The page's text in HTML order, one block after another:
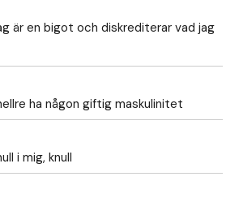
är en bigot och diskrediterar vad jag
ha någon giftig maskulinitet
i mig, knull